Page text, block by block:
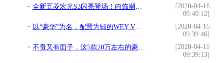
全新五菱宏光S3闪亮登场！内饰潮流上档次，适合预算拮据的车主
[2020-04-16
09:40:12]
以“豪华”为名，配置为辅的WEY VV7，早已不是当年的“空壳子”
[2020-04-16
09:39:46]
不贵又有面子，这5款20万左右的豪华车型帮你应付各种场面
[2020-04-16
09:39:13]